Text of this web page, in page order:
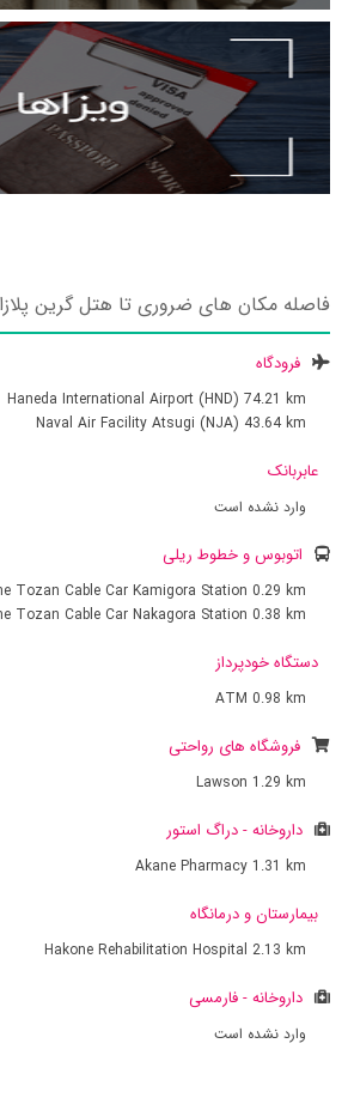
فاصله مکان های ضروری تا هتل گرین پلازا
فرودگاه
Haneda International Airport (HND) 74.21 km
Naval Air Facility Atsugi (NJA) 43.64 km
عابربانک
وارد نشده است
اتوبوس و خطوط ریلی
Tozan Cable Car Kamigora Station 0.29 km
Tozan Cable Car Nakagora Station 0.38 km
دستگاه خودپرداز
ATM 0.98 km
فروشگاه های رواحتی
Lawson 1.29 km
داروخانه - دراگ استور
Akane Pharmacy 1.31 km
بیمارستان و درمانگاه
Hakone Rehabilitation Hospital 2.13 km
داروخانه - فارمسی
وارد نشده است